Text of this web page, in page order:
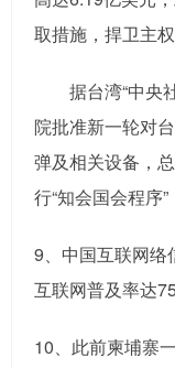
取措施，捍卫主权
据台湾“中央社
院批准新一轮对
弹及相关设备，
行“知会国会程序
9、中国互联网络
互联网普及率达
10、此前柬埔寨